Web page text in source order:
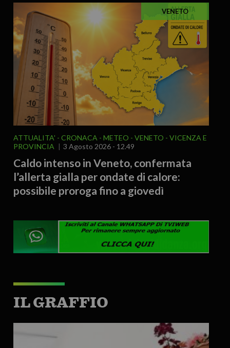
VENETO
ATTUALITA' CRONACA METEO VENETO
VICENZA E
PROVINCIA
3 Agosto 2026 - 12.49
Caldo intenso in Veneto, confermata
l’allerta gialla per ondate di calore:
possibile proroga fino a giovedì
IL GRAFFIO